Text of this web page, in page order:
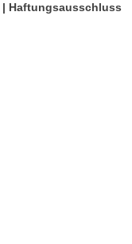
| Haftungsausschluss